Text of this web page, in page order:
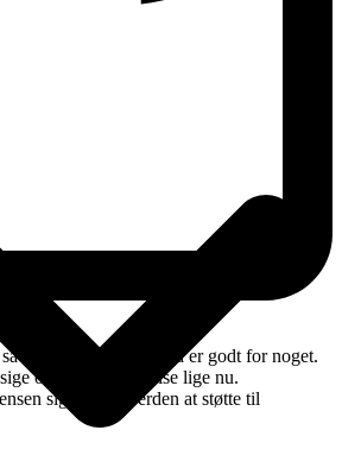
skidt, at det ikke også er godt for noget.
om luftfartens krise lige nu.
siger ude i verden at støtte til